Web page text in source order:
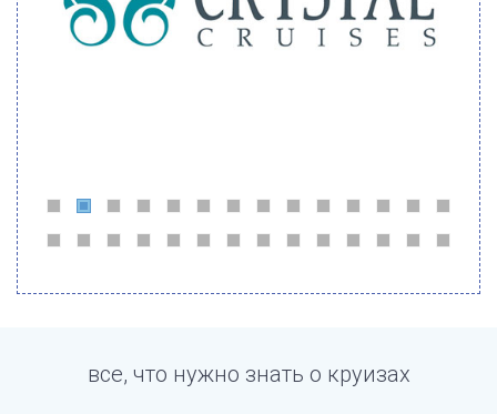
все, что нужно знать о круизах